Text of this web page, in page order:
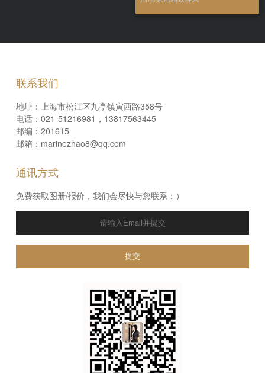
联系我们
地址：上海市松江区九亭镇寅西路358号
电话：021-51216981，13817563445
邮编：201615
邮箱：marinezhao8@qq.com
通讯方式
免费获取图册/报价，我们会尽快与您联系：）
提交